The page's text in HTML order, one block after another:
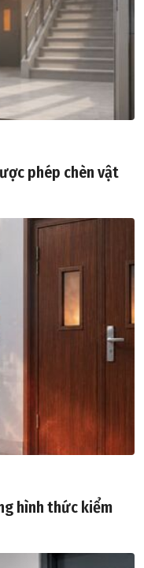
phép chèn vật
hình thức kiểm